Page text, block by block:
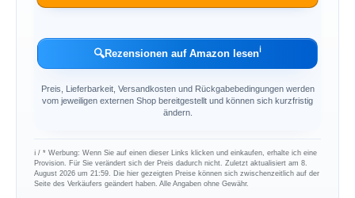
🔍Rezensionen auf Amazon lesenℹ︎
Preis, Lieferbarkeit, Versandkosten und Rückgabebedingungen werden
vom jeweiligen externen Shop bereitgestellt und können sich kurzfristig
ändern.
ℹ︎ / * Werbung: Wenn Sie auf einen dieser Links klicken und einkaufen, erhalte ich eine
Provision. Für Sie verändert sich der Preis dadurch nicht. Zuletzt aktualisiert am 8.
August 2026 um 21:59. Die hier gezeigten Preise können sich zwischenzeitlich auf der
Seite des Verkäufers geändert haben. Alle Angaben ohne Gewähr.